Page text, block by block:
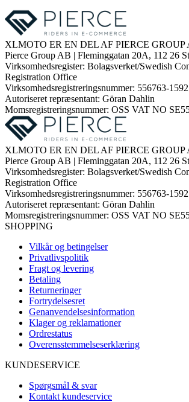
XLMOTO ER EN DEL AF PIERCE GROUP
Pierce Group AB | Fleminggatan 20A, 112 26
Virksomhedsregister: Bolagsverket/Swedish
Registration Office
Virksomhedsregistreringsnummer: 556763-1592
Autoriseret repræsentant: Göran Dahlin
Momsregistreringsnummer: OSS VAT NO
XLMOTO ER EN DEL AF PIERCE GROUP
Pierce Group AB | Fleminggatan 20A, 112 26
Virksomhedsregister: Bolagsverket/Swedish
Registration Office
Virksomhedsregistreringsnummer: 556763-1592
Autoriseret repræsentant: Göran Dahlin
Momsregistreringsnummer: OSS VAT NO
SHOPPING
Vilkår og betingelser
Privatlivspolitik
Fragt og levering
Betaling
Returneringer
Fortrydelsesret
Genanvendelsesinformation
Klager og reklamationer
Ordrestatus
Overensstemmelseserklæring
KUNDESERVICE
Spørgsmål & svar
Kontakt kundeservice